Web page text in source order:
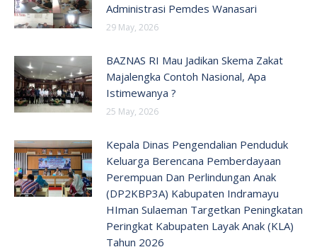
Administrasi Pemdes Wanasari
29 May, 2026
BAZNAS RI Mau Jadikan Skema Zakat
Majalengka Contoh Nasional, Apa
Istimewanya ?
25 May, 2026
Kepala Dinas Pengendalian Penduduk
Keluarga Berencana Pemberdayaan
Perempuan Dan Perlindungan Anak
(DP2KBP3A) Kabupaten Indramayu
HIman Sulaeman Targetkan Peningkatan
Peringkat Kabupaten Layak Anak (KLA)
Tahun 2026